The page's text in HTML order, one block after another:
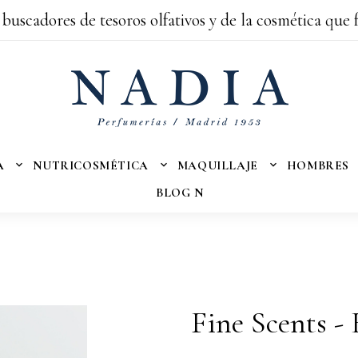
de tesoros olfativos y de la cosmética que
NUTRICOSMÉTICA MAQUILLAJE
HOMBRES
BLOG N
Fine Scents -